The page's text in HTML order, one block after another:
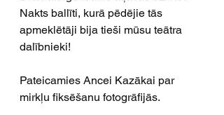
Nakts ballīti, kurā pēdējie tās
apmeklētāji bija tieši mūsu teātra
dalībnieki!
Pateicamies Ancei Kazākai par
mirkļu fiksēšanu fotogrāfijās.